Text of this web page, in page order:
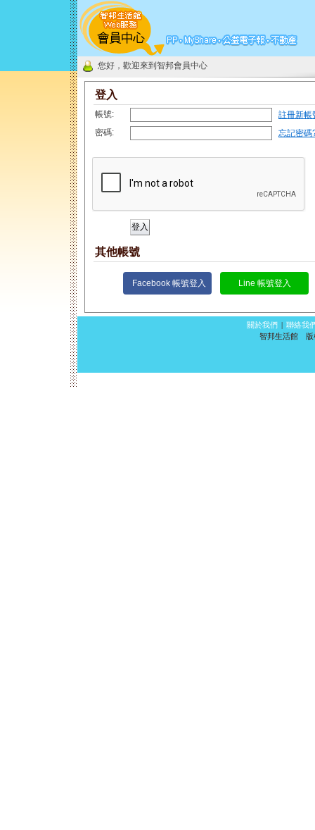
您好，歡迎來到智邦會員中心
登入
帳號:
註冊新帳
密碼:
忘記密碼
其他帳號
Facebook 帳號登入 Line 帳號登入
關於我們 | 聯絡我
智邦生活館 版